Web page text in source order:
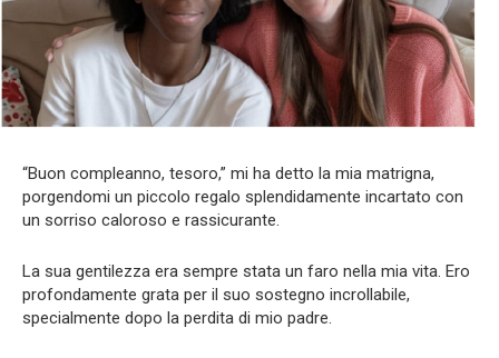
“Buon compleanno, tesoro,” mi ha detto la mia matrigna,
porgendomi un piccolo regalo splendidamente incartato con
un sorriso caloroso e rassicurante.
La sua gentilezza era sempre stata un faro nella mia vita. Ero
profondamente grata per il suo sostegno incrollabile,
specialmente dopo la perdita di mio padre.